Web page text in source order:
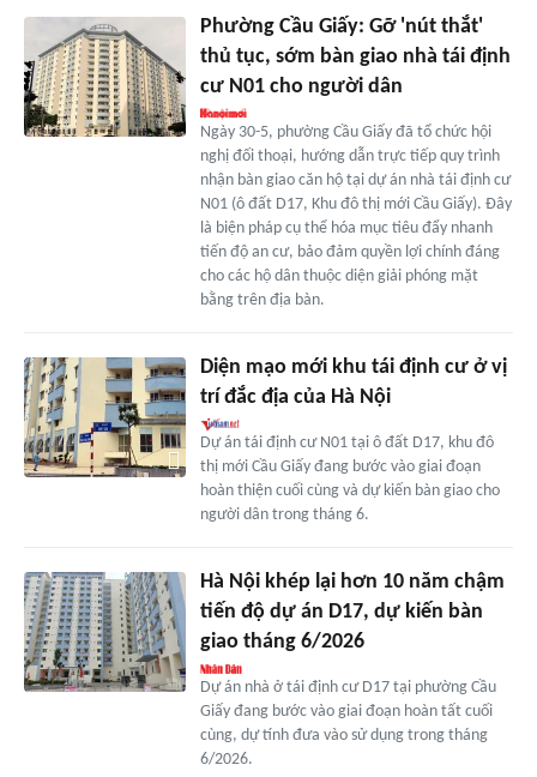
Phường Cầu Giấy: Gỡ 'nút thắt'
thủ tục, sớm bàn giao nhà tái định
cư N01 cho người dân
Ngày 30-5, phường Cầu Giấy đã tổ chức hội
nghị đối thoại, hướng dẫn trực tiếp quy trình
nhận bàn giao căn hộ tại dự án nhà tái định cư
N01 (ô đất D17, Khu đô thị mới Cầu Giấy). Đây
là biện pháp cụ thể hóa mục tiêu đẩy nhanh
tiến độ an cư, bảo đảm quyền lợi chính đáng
cho các hộ dân thuộc diện giải phóng mặt
bằng trên địa bàn.
Diện mạo mới khu tái định cư ở vị
trí đắc địa của Hà Nội
Dự án tái định cư N01 tại ô đất D17, khu đô
thị mới Cầu Giấy đang bước vào giai đoạn
hoàn thiện cuối cùng và dự kiến bàn giao cho
người dân trong tháng 6.
Hà Nội khép lại hơn 10 năm chậm
tiến độ dự án D17, dự kiến bàn
giao tháng 6/2026
Dự án nhà ở tái định cư D17 tại phường Cầu
Giấy đang bước vào giai đoạn hoàn tất cuối
cùng, dự tính đưa vào sử dụng trong tháng
6/2026.